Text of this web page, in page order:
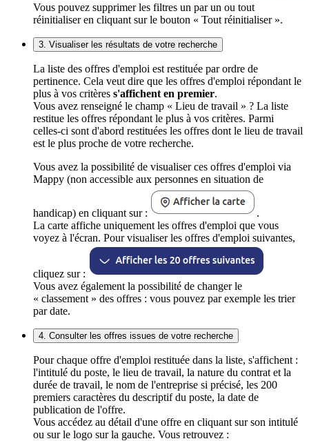
Vous pouvez supprimer les filtres un par un ou tout
réinitialiser en cliquant sur le bouton « Tout réinitialiser ».
3. Visualiser les résultats de votre recherche
La liste des offres d'emploi est restituée par ordre de
pertinence. Cela veut dire que les offres d'emploi répondant le
plus à vos critères s'affichent en premier.
Vous avez renseigné le champ « Lieu de travail » ? La liste
restitue les offres répondant le plus à vos critères. Parmi
celles-ci sont d'abord restituées les offres dont le lieu de travail
est le plus proche de votre recherche.
Vous avez la possibilité de visualiser ces offres d'emploi via
Mappy (non accessible aux personnes en situation de
handicap) en cliquant sur :
.
La carte affiche uniquement les offres d'emploi que vous
voyez à l'écran. Pour visualiser les offres d'emploi suivantes,
cliquez sur :
Vous avez également la possibilité de changer le
« classement » des offres : vous pouvez par exemple les trier
par date.
4. Consulter les offres issues de votre recherche
Pour chaque offre d'emploi restituée dans la liste, s'affichent :
l'intitulé du poste, le lieu de travail, la nature du contrat et la
durée de travail, le nom de l'entreprise si précisé, les 200
premiers caractères du descriptif du poste, la date de
publication de l'offre.
Vous accédez au détail d'une offre en cliquant sur son intitulé
ou sur le logo sur la gauche. Vous retrouvez :